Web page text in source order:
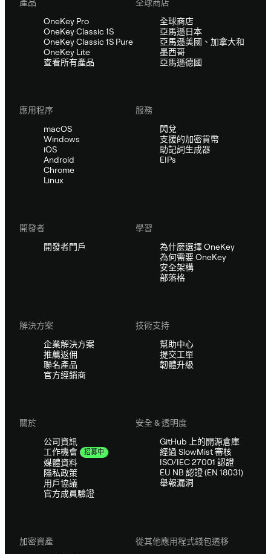
產品
OneKey Pro
OneKey Classic 1S
OneKey Classic 1S Pure
OneKey Lite
查看所有產品
全球商店
全球商店
亞馬遜日本
亞馬遜美國、加拿大和
墨西哥
亞馬遜德國
應用程序
macOS
Windows
iOS
Android
Chrome
Linux
服務
閃兌
支援的加密貨幣
助記詞生成器
EIPs
開發者
開發者門戶
學習
為什麼選擇 OneKey
為何需要 OneKey
安全架構
部落格
解決方案
企業解決方案
推薦返佣
聯名產品
官方經銷商
技術支持
幫助中心
提交工單
韌體升級
關於
公司資訊
工作機會
招募中
媒體資料
隱私政策
用戶協議
官方成員驗證
安全 & 透明度
GitHub 上的開源倉庫
經過 SlowMist 審核
ISO/IEC 27001 認證
EU NB 認證 (EN 18031)
舉報漏洞
加密資產
從其他應用程式錢包遷移